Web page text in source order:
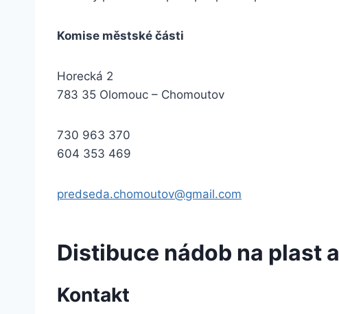
Komise městské části
Horecká 2
783 35 Olomouc – Chomoutov
730 963 370
604 353 469
predseda.chomoutov@gmail.com
Distibuce nádob na plast
Kontakt